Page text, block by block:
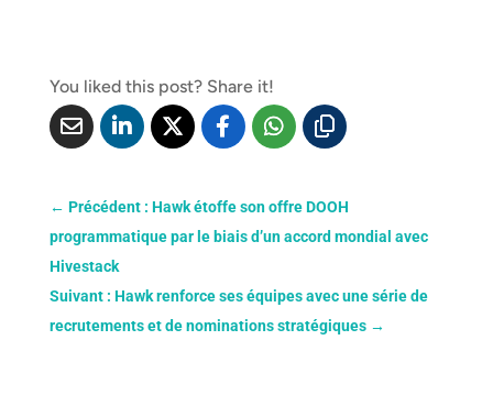
You liked this post? Share it!
← Précédent : Hawk étoffe son offre DOOH
programmatique par le biais d’un accord mondial avec
Hivestack
Suivant : Hawk renforce ses équipes avec une série de
recrutements et de nominations stratégiques→